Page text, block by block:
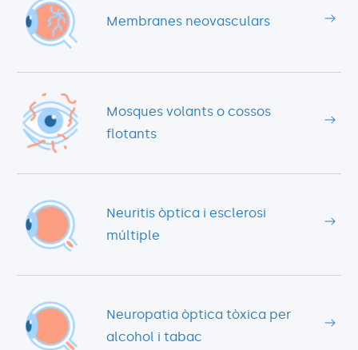
Membranes neovasculars
Mosques volants o cossos
flotants
Neuritis òptica i esclerosi
múltiple
Neuropatia òptica tòxica per
alcohol i tabac